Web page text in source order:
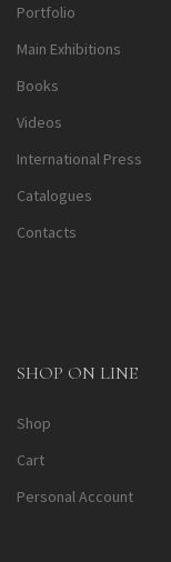
Portfolio
Main Exhibitions
Books
Videos
International Press
Catalogues
Contacts
SHOP ON LINE
Shop
Cart
Personal Account